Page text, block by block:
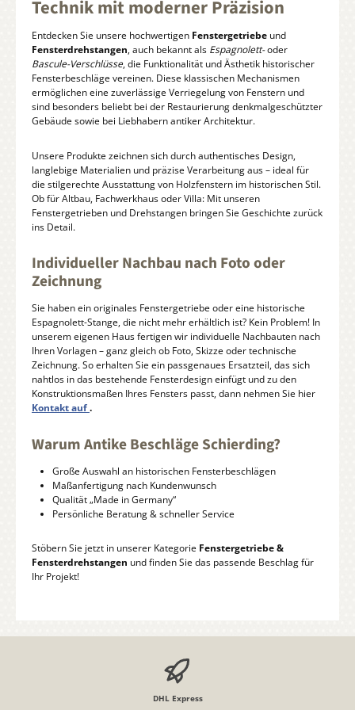
Technik mit moderner Präzision
Entdecken Sie unsere hochwertigen Fenstergetriebe und
Fensterdrehstangen, auch bekannt als Espagnolett-oder
Bascule-Verschlüsse, die Funktionalität und Ästhetik historischer
Fensterbeschläge vereinen. Diese klassischen Mechanismen
ermöglichen eine zuverlässige Verriegelung von Fenstern und
sind besonders beliebt bei der Restaurierung denkmalgeschützter
Gebäude sowie bei Liebhabern antiker Architektur.
Unsere Produkte zeichnen sich durch authentisches Design,
langlebige Materialien und präzise Verarbeitung aus – ideal für
die stilgerechte Ausstattung von Holzfenstern im historischen Stil.
Ob für Altbau, Fachwerkhaus oder Villa: Mit unseren
Fenstergetrieben und Drehstangen bringen Sie Geschichte zurück
ins Detail.
Individueller Nachbau nach Foto oder
Zeichnung
Sie haben ein originales Fenstergetriebe oder eine historische
Espagnolett-Stange, die nicht mehr erhältlich ist? Kein Problem! In
unserem eigenen Haus fertigen wir individuelle Nachbauten nach
Ihren Vorlagen – ganz gleich ob Foto, Skizze oder technische
Zeichnung. So erhalten Sie ein passgenaues Ersatzteil, das sich
nahtlos in das bestehende Fensterdesign einfügt und zu den
Konstruktionsmaßen Ihres Fensters passt, dann nehmen Sie hier
Kontakt auf.
Warum Antike Beschläge Schierding?
Große Auswahl an historischen Fensterbeschlägen
Maßanfertigung nach Kundenwunsch
Qualität „Made in Germany“
Persönliche Beratung & schneller Service
Stöbern Sie jetzt in unserer Kategorie Fenstergetriebe &
Fensterdrehstangen und finden Sie das passende Beschlag für
Ihr Projekt!
DHL Express